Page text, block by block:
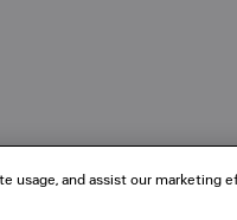
usage, and assist our